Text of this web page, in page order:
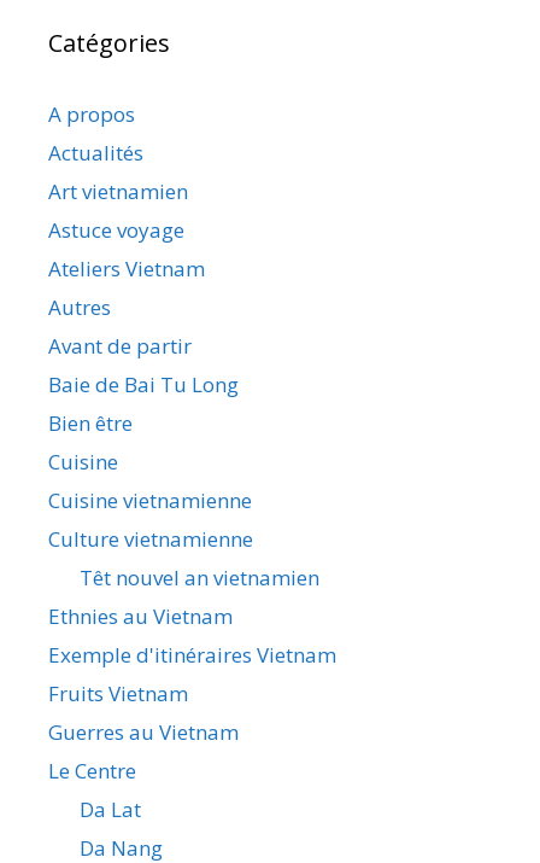
Catégories
A propos
Actualités
Art vietnamien
Astuce voyage
Ateliers Vietnam
Autres
Avant de partir
Baie de Bai Tu Long
Bien être
Cuisine
Cuisine vietnamienne
Culture vietnamienne
Têt nouvel an vietnamien
Ethnies au Vietnam
Exemple d'itinéraires Vietnam
Fruits Vietnam
Guerres au Vietnam
Le Centre
Da Lat
Da Nang